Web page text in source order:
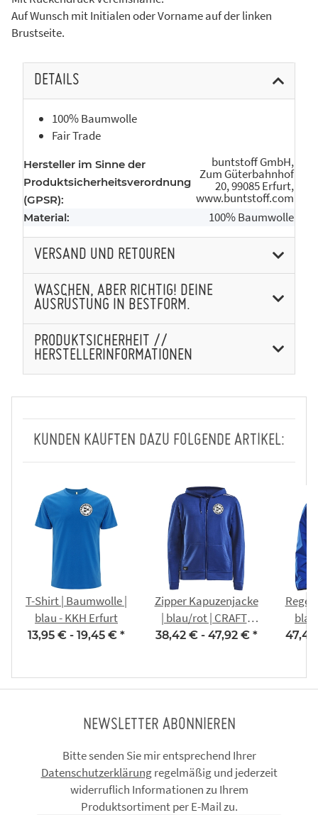
Auf Wunsch mit Initialen oder Vorname auf der linken
Brustseite.
DETAILS
100% Baumwolle
Fair Trade
Hersteller im Sinne der
Produktsicherheitsverordnung
(GPSR):
buntstoff GmbH,
Zum Güterbahnhof
20, 99085 Erfurt,
www.buntstoff.com
Material: 100% Baumwolle
VERSAND UND RETOUREN
WASCHEN, ABER RICHTIG! DEINE
AUSRÜSTUNG IN BESTFORM.
PRODUKTSICHERHEIT //
HERSTELLERINFORMATIONEN
KUNDEN KAUFTEN DAZU FOLGENDE ARTIKEL:
T-Shirt | Baumwolle |
blau - KKH Erfurt
13,95 € - 19,45 € *
Zipper Kapuzenjacke
| blau/rot | CRAFT |
KKH Erfurt
38,42 € - 47,92 € *
NEWSLETTER ABONNIEREN
Bitte senden Sie mir entsprechend Ihrer
Datenschutzerklärungregelmäßig und jederzeit
widerruflich Informationen zu Ihrem
Produktsortiment per E-Mail zu.